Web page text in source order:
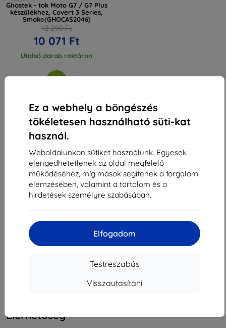
Ez a webhely a böngészés
tökéletesen használható süti-kat
használ.
Weboldalunkon sütiket használunk. Egyesek
elengedhetetlenek az oldal megfelelő
működéséhez, míg mások segítenek a forgalom
elemzésében, valamint a tartalom és a
hirdetések személyre szabásában.
Elfogadom
Testreszabás
Visszautasítani
Ghostek - tok Moto G7 / G7 Plus
készülékhez, Covert 3 Series,
Smoke(GHOCAS2046)
12 290 Ft
10 071 Ft
Utolsó darab raktáron
Összes találat3.
Shield-Sk s.r.o.
Rudolf Mocka utca 3750/2A
SK2023549671
Elérhetőség